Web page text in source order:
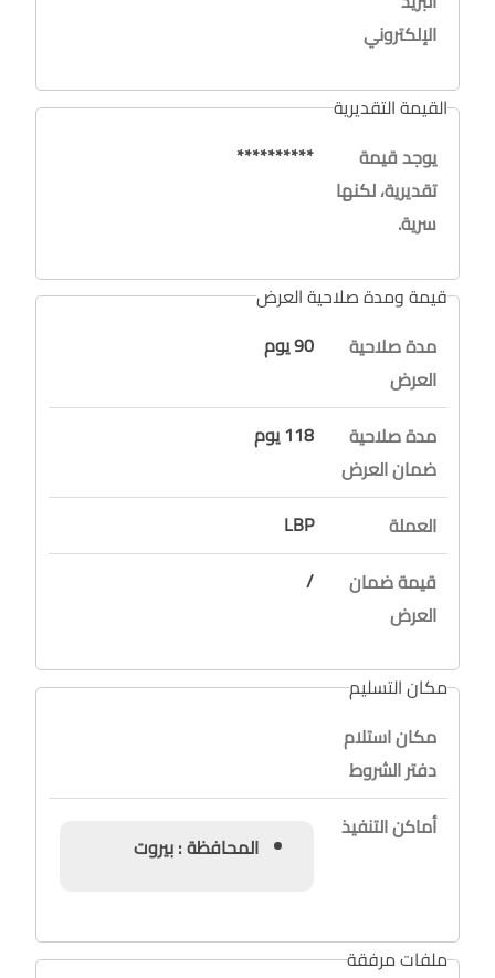
الإلكتروني
القيمة التقديرية
يوجد قيمة
تقديرية، لكنها
سرية.
**********
قيمة ومدة صلاحية العرض
مدة صلاحية
العرض
90 يوم
مدة صلاحية
ضمان العرض
118 يوم
العملة
LBP
قيمة ضمان
العرض
/
مكان التسليم
مكان استلام
دفتر الشروط
أماكن التنفيذ
المحافظة : بيروت
ملفات مرفقة